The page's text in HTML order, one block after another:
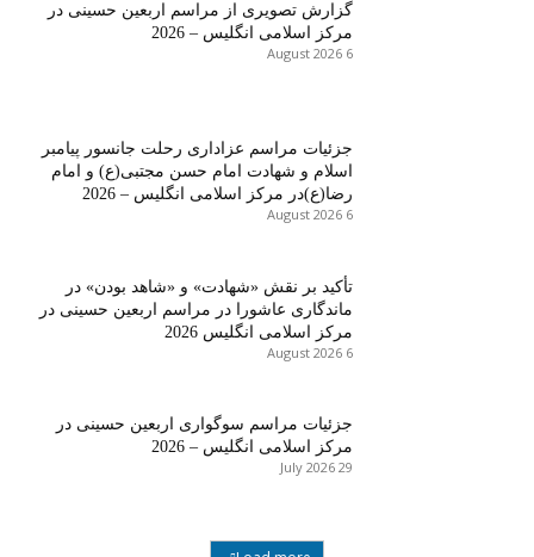
گزارش تصویری از مراسم اربعین حسینی در
مرکز اسلامی انگلیس – 2026
6 August 2026
جزئیات مراسم عزاداری رحلت جانسور پیامبر
اسلام و شهادت امام حسن مجتبی(ع) و امام
رضا(ع)در مرکز اسلامی انگلیس – 2026
6 August 2026
تأکید بر نقش «شهادت» و «شاهد بودن» در
ماندگاری عاشورا در مراسم اربعین حسینی در
مرکز اسلامی انگلیس 2026
6 August 2026
جزئیات مراسم سوگواری اربعین حسینی در
مرکز اسلامی انگلیس – 2026
29 July 2026